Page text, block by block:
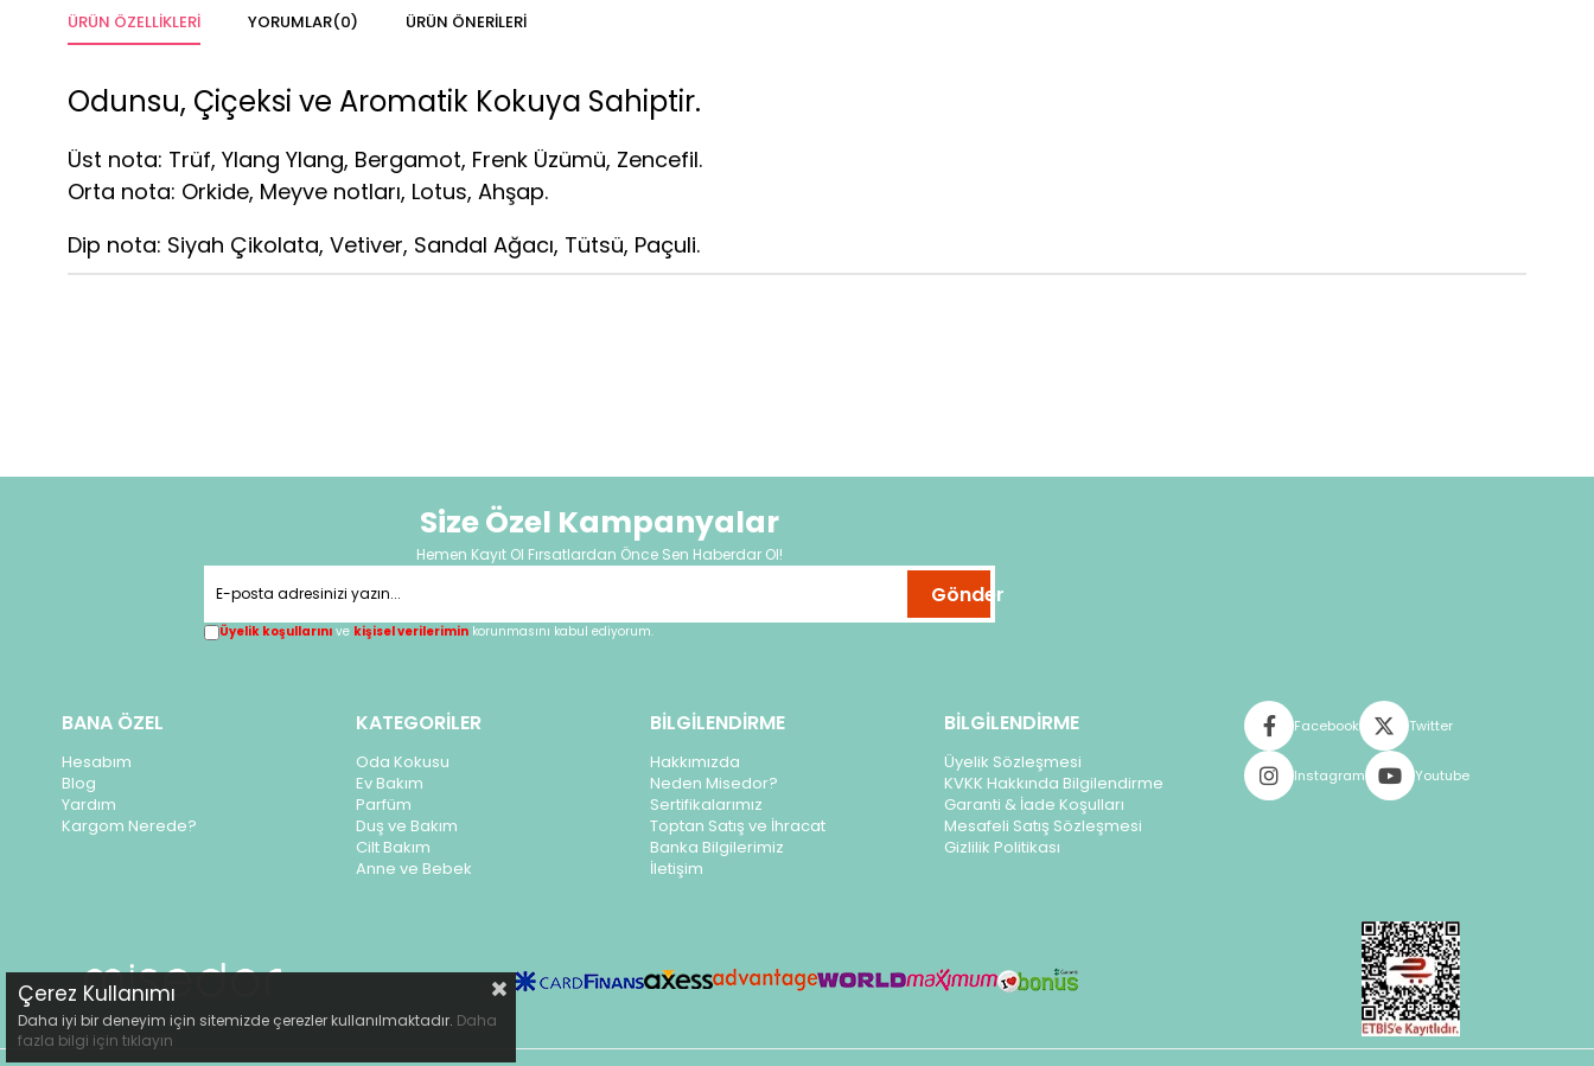
ÜRÜN ÖZELLIKLERI YORUMLAR(0) ÜRÜN ÖNERILERI
Odunsu, Çiçeksi ve Aromatik Kokuya Sahiptir.
Üst nota: Trüf, Ylang Ylang, Bergamot, Frenk Üzümü, Zencefil.
Orta nota: Orkide, Meyve notları, Lotus, Ahşap.
Dip nota: Siyah Çikolata, Vetiver, Sandal Ağacı, Tütsü, Paçuli.
Size Özel Kampanyalar
Hemen Kayıt Ol Fırsatlardan Önce Sen Haberdar Ol!
Gönder
Üyelik koşullarını ve kişisel verilerimin korunmasını kabul ediyorum.
BANA ÖZEL
Hesabım
Blog
Yardım
Kargom Nerede?
KATEGORİLER
Oda Kokusu
Ev Bakım
Parfüm
Duş ve Bakım
Cilt Bakım
Anne ve Bebek
BİLGİLENDİRME
Hakkımızda
Neden Misedor?
Sertifikalarımız
Toptan Satış ve İhracat
Banka Bilgilerimiz
İletişim
BİLGİLENDİRME
Üyelik Sözleşmesi
KVKK Hakkında Bilgilendirme
Garanti & İade Koşulları
Mesafeli Satış Sözleşmesi
Gizlilik Politikası
Facebook Twitter
Instagram Youtube
Çerez Kullanımı
Daha iyi bir deneyim için sitemizde çerezler kullanılmaktadır. Daha
fazla bilgi için tıklayın